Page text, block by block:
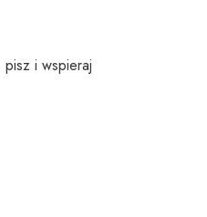
pisz i wspieraj